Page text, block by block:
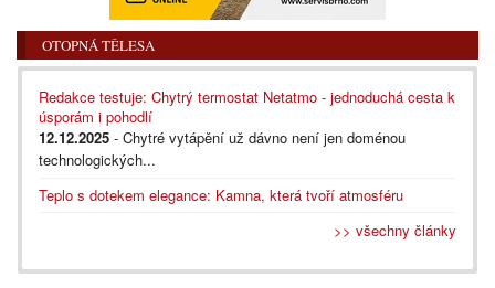
OTOPNÁ TĚLESA
Redakce testuje: Chytrý termostat Netatmo - jednoduchá cesta k
úsporám i pohodlí
12.12.2025 - Chytré vytápění už dávno není jen doménou
technologických...
Teplo s dotekem elegance: Kamna, která tvoří atmosféru
>> všechny články